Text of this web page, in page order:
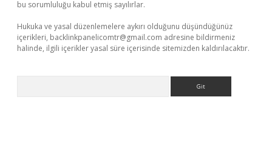
bu sorumluluğu kabul etmiş sayılırlar.
Hukuka ve yasal düzenlemelere aykırı olduğunu düşündüğünüz
içerikleri, backlinkpanelicomtr@gmail.com adresine bildirmeniz
halinde, ilgili içerikler yasal süre içerisinde sitemizden kaldırılacaktır.